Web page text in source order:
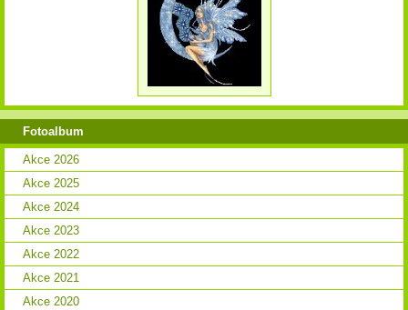
Fotoalbum
Akce 2026
Akce 2025
Akce 2024
Akce 2023
Akce 2022
Akce 2021
Akce 2020